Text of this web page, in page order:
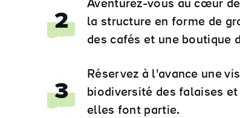
2
Aventurez-vous au cœur
la structure en forme de
des cafés et une boutique
3
Réservez à l'avance une
biodiversité des falaises
elles font partie.